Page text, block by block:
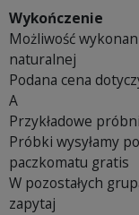
Wykończenie
Możliwość
naturalnej
Podana cena
A
Przykładowe
Próbki wysyłamy
paczkomatu gratis
W pozostałych
zapytaj